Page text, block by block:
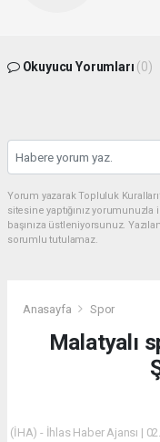
Okuyucu Yorumları (0)
Yorum yazarak Topluluk
sitesine yaptığınız
başınıza üstleniyorsunuz.
sorumlu tutulamaz.
Anasayfa Spor
Malatyalı
(İHA) - İhlas Haber Ajansı |